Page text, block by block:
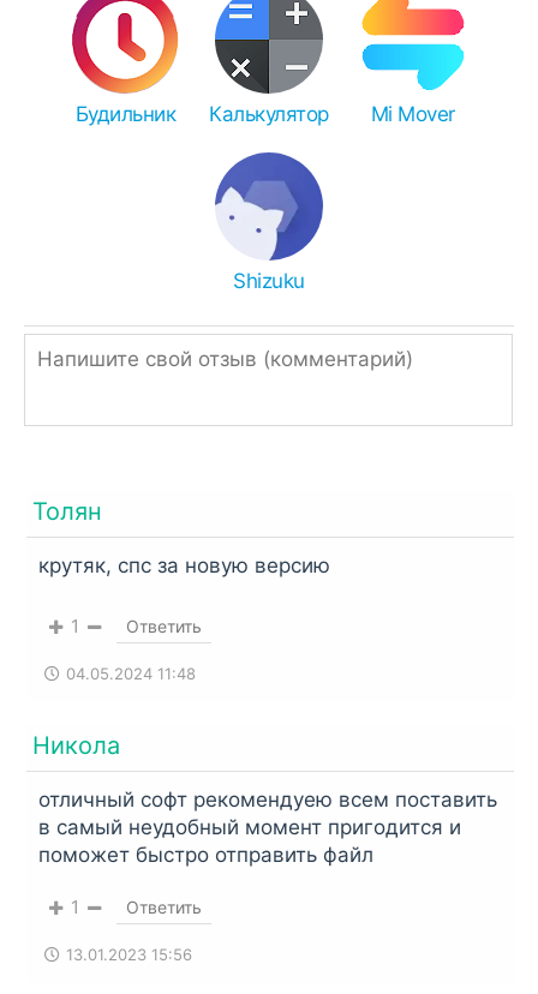
Для инсталляции APKS или XAPK:
Total Commander- APK, APKS, XAPK, ZIP,
RAR.
- (X)APK.
Чем распаковать zip или rar:
Иногда браузеры ошибочно переименовывают
расширение.
Будильник Калькулятор Mi Mover
Shizuku
Толян
крутяк, спс за новую версию
1 Ответить
04.05.2024 11:48
Никола
отличный софт рекомендуею всем поставить
в самый неудобный момент пригодится и
поможет быстро отправить файл
1 Ответить
13.01.2023 15:56